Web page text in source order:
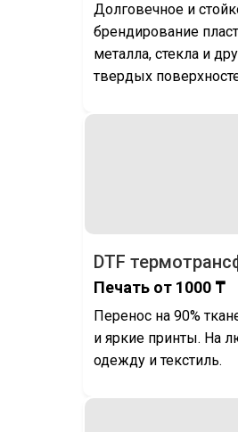
Долговечное и
брендирование
металла, стекла и
твердых
DTF
Печать от 1000 ₸
Перенос на 90%
и яркие принты. На
одежду и текстиль.